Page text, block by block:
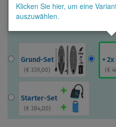
Klicken Sie hier, um eine
auszuwählen.
Grund-Set
( € 339,00)
+
( €
Starter-Set
( € 384,00)